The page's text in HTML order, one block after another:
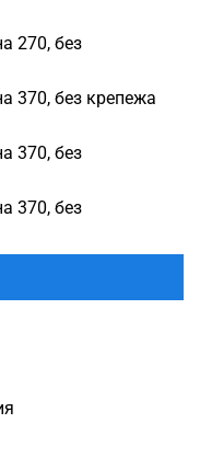
270, без
без крепежа
370, без
370, без